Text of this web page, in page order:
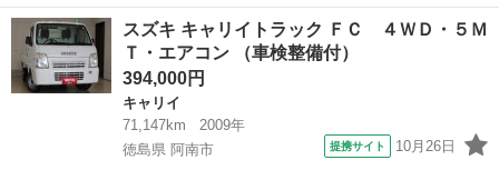
車検 令和7年6月19日 タイミングチェーン エンジンオイル交換しま
した。 外装磨き、ワックスしてます。綺麗です。 リサイクル料...
高知 土佐市 波川駅 キャリイ キャリー
スズキ キャリイトラック ＦＣ ４ＷＤ・５Ｍ
Ｔ・エアコン （車検整備付）
394,000円
キャリイ
71,147km
2009年
徳島県 阿南市
提携サイト 10月26日